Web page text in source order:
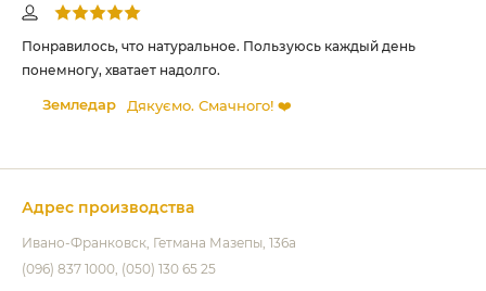
Понравилось, что натуральное. Пользуюсь каждый день
понемногу, хватает надолго.
Земледар Дякуємо. Смачного! ❤️
Адрес производства
Ивано-Франковск Гетмана Мазепы, 136а
(096) 837 1000 (050) 130 65 25